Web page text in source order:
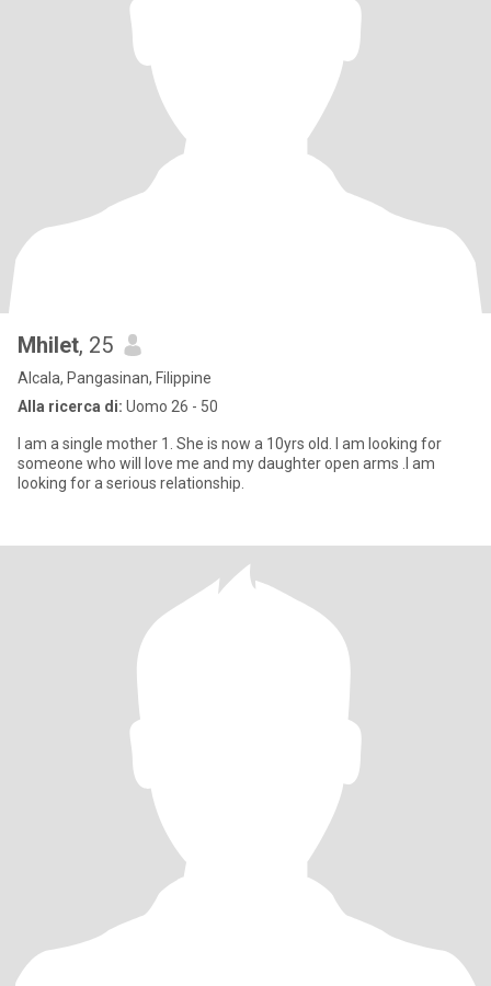
Mhilet, 25
Alcala, Pangasinan, Filippine
Alla ricerca di: Uomo 26 - 50
I am a single mother 1. She is now a 10yrs old. I am looking for
someone who will love me and my daughter open arms .I am
looking for a serious relationship.